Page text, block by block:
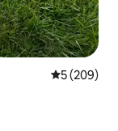
5 (209)